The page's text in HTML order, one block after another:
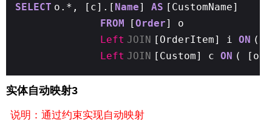
SELECT o.*, [c].[ Name] AS [CustomName]
FROM
[Order] o
Left JOIN [OrderItem] i ON (
Left JOIN [Custom] c ON (
实体自动映射3
说明：通过约束实现自动映射